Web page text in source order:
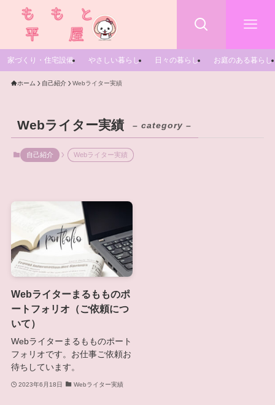
家づくり・住宅設備 やさしい暮らし 日々の暮らし お庭のある暮らし
ホーム 自己紹介 Webライター実績
Webライター実績 – category –
自己紹介 Webライター実績
Webライターまるもものポ
ートフォリオ（ご依頼につ
いて）
Webライターまるもものポート
フォリオです。お仕事ご依頼お
待ちしています。
2023年6月18日 Webライター実績